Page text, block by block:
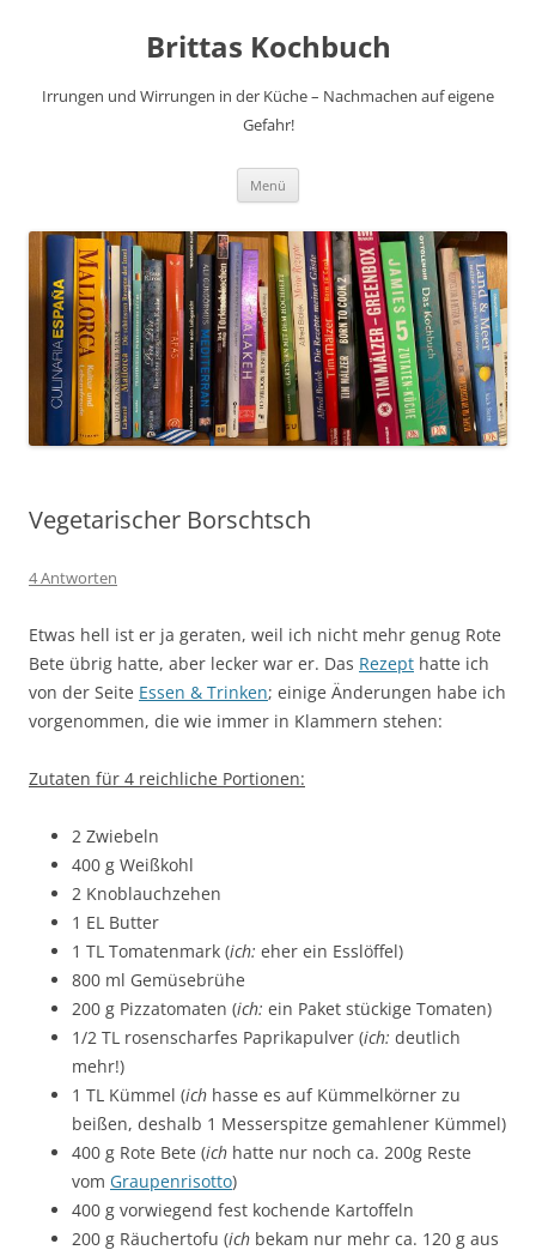
Brittas Kochbuch
Irrungen und Wirrungen in der Küche – Nachmachen auf eigene
Gefahr!
Menü
Vegetarischer Borschtsch
4 Antworten
Etwas hell ist er ja geraten, weil ich nicht mehr genug Rote
Bete übrig hatte, aber lecker war er. Das Rezept hatte ich
von der Seite Essen & Trinken; einige Änderungen habe ich
vorgenommen, die wie immer in Klammern stehen:
Zutaten für 4 reichliche Portionen:
2 Zwiebeln
400 g Weißkohl
2 Knoblauchzehen
1 EL Butter
1 TL Tomatenmark (ich: eher ein Esslöffel)
800 ml Gemüsebrühe
200 g Pizzatomaten (ich: ein Paket stückige Tomaten)
1/2 TL rosenscharfes Paprikapulver (ich: deutlich
mehr!)
1 TL Kümmel (ich hasse es auf Kümmelkörner zu
beißen, deshalb 1 Messerspitze gemahlener Kümmel)
400 g Rote Bete (ich hatte nur noch ca. 200g Reste
vom Graupenrisotto)
400 g vorwiegend fest kochende Kartoffeln
200 g Räuchertofu (ich bekam nur mehr ca. 120 g aus